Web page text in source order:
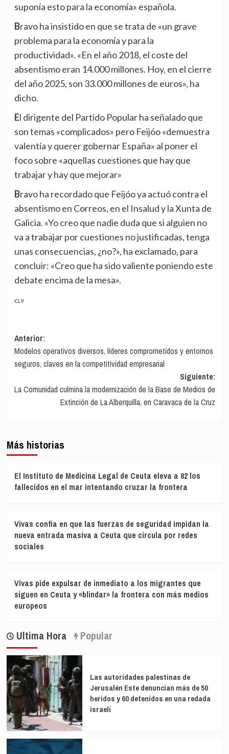
suponía esto para la economía» española.
Bravo ha insistido en que se trata de «un grave
problema para la economía y para la
productividad». «En el año 2018, el coste del
absentismo eran 14.000 millones. Hoy, en el cierre
del año 2025, son 33.000 millones de euros», ha
dicho.
El dirigente del Partido Popular ha señalado que
son temas «complicados» pero Feijóo «demuestra
valentía y querer gobernar España» al poner el
foco sobre «aquellas cuestiones que hay que
trabajar y hay que mejorar»
Bravo ha recordado que Feijóo ya actuó contra el
absentismo en Correos, en el Insalud y la Xunta de
Galicia. «Yo creo que nadie duda que si alguien no
va a trabajar por cuestiones no justificadas, tenga
unas consecuencias, ¿no?», ha exclamado, para
concluir: «Creo que ha sido valiente poniendo este
debate encima de la mesa».
CL9
Navegación
de
entradas
Anterior:
Modelos operativos diversos, líderes comprometidos y entornos
seguros, claves en la competitividad empresarial
Siguiente:
La Comunidad culmina la modernización de la Base de Medios de
Extinción de La Alberquilla, en Caravaca de la Cruz
Más historias
El Instituto de Medicina Legal de Ceuta eleva a 82 los
fallecidos en el mar intentando cruzar la frontera
Vivas confía en que las fuerzas de seguridad impidan la
nueva entrada masiva a Ceuta que circula por redes
sociales
Vivas pide expulsar de inmediato a los migrantes que
siguen en Ceuta y «blindar» la frontera con más medios
europeos
Ultima Hora Popular
Las autoridades palestinas de
Jerusalén Este denuncian más de 50
heridos y 60 detenidos en una redada
israelí